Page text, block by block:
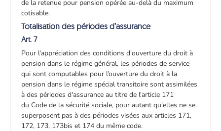
de la retenue pour pension opérée au-delà du maximum
cotisable.
Totalisation des périodes d’assurance
Art. 7
Pour l'appréciation des conditions d'ouverture du droit à
pension dans le régime général, les périodes de service
qui sont computables pour l’ouverture du droit à la
pension dans le régime spécial transitoire sont assimilées
à des périodes d'assurance au titre de l'article 171
du Code de la sécurité sociale, pour autant qu'elles ne se
superposent pas à des périodes visées aux articles 171,
172, 173, 173bis et 174 du même code.